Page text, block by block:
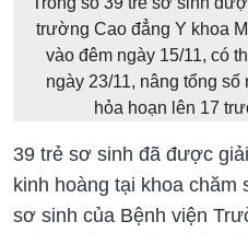
trường Cao đẳng Y khoa
vào đêm ngày 15/11, có
ngày 23/11, nâng tổng
hỏa hoạn lên 17
39 trẻ sơ sinh đã được
kinh hoàng tại khoa chăm
sơ sinh của Bệnh viện